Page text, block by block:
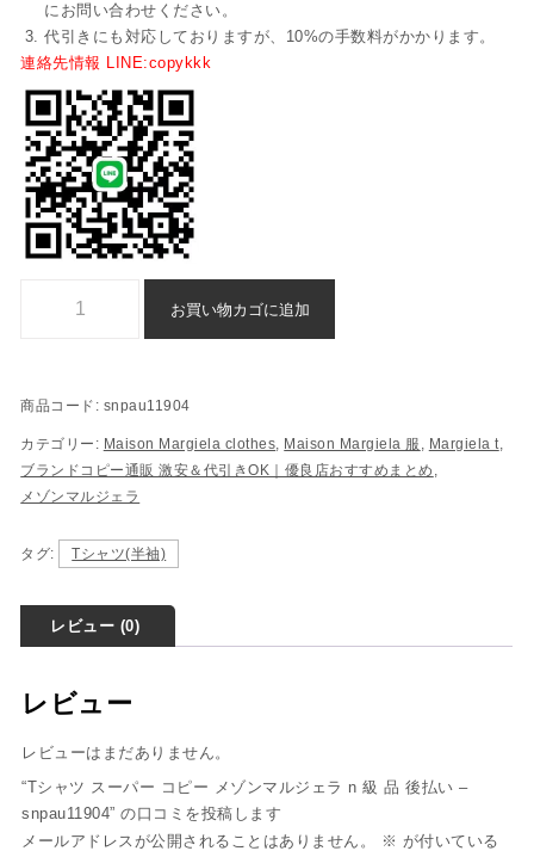
にお問い合わせください。
代引きにも対応しておりますが、10%の手数料がかかります。
連絡先情報 LINE:copykkk
お買い物カゴに追加
商品コード: snpau11904
カテゴリー: Maison Margiela clothes, Maison Margiela 服 , Margiela t,
ブランドコピー通販 激安＆代引きOK｜優良店おすすめまとめ ,
メゾンマルジェラ
タグ: Tシャツ(半袖)
レビュー (0)
レビュー
レビューはまだありません。
“Tシャツ スーパー コピー メゾンマルジェラ n 級 品 後払い –
snpau11904” の口コミを投稿します
メールアドレスが公開されることはありません。
※ が付いている